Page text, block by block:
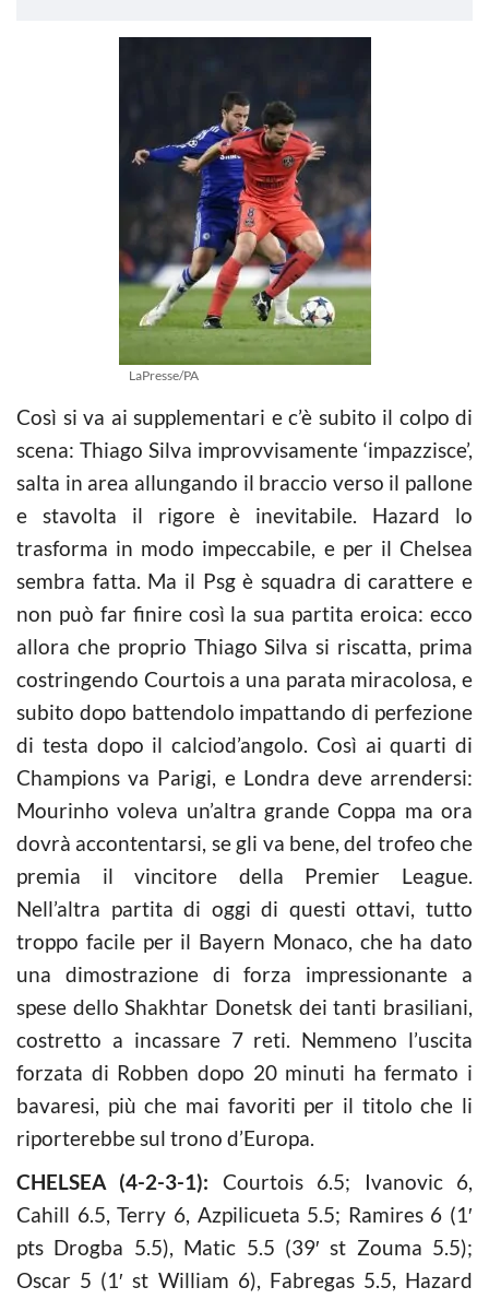
LaPresse/PA
Così si va ai supplementari e c’è subito il colpo di
scena: Thiago Silva improvvisamente ‘impazzisce’,
salta in area allungando il braccio verso il pallone
e stavolta il rigore è inevitabile. Hazard lo
trasforma in modo impeccabile, e per il Chelsea
sembra fatta. Ma il Psg è squadra di carattere e
non può far finire così la sua partita eroica: ecco
allora che proprio Thiago Silva si riscatta, prima
costringendo Courtois a una parata miracolosa, e
subito dopo battendolo impattando di perfezione
di testa dopo il calciod’angolo. Così ai quarti di
Champions va Parigi, e Londra deve arrendersi:
Mourinho voleva un’altra grande Coppa ma ora
dovrà accontentarsi, se gli va bene, del trofeo che
premia il vincitore della Premier League.
Nell’altra partita di oggi di questi ottavi, tutto
troppo facile per il Bayern Monaco, che ha dato
una dimostrazione di forza impressionante a
spese dello Shakhtar Donetsk dei tanti brasiliani,
costretto a incassare 7 reti. Nemmeno l’uscita
forzata di Robben dopo 20 minuti ha fermato i
bavaresi, più che mai favoriti per il titolo che li
riporterebbe sul trono d’Europa.
CHELSEA (4-2-3-1): Courtois 6.5; Ivanovic 6,
Cahill 6.5, Terry 6, Azpilicueta 5.5; Ramires 6 (1′
pts Drogba 5.5), Matic 5.5 (39′ st Zouma 5.5);
Oscar 5 (1′ st William 6), Fabregas 5.5, Hazard